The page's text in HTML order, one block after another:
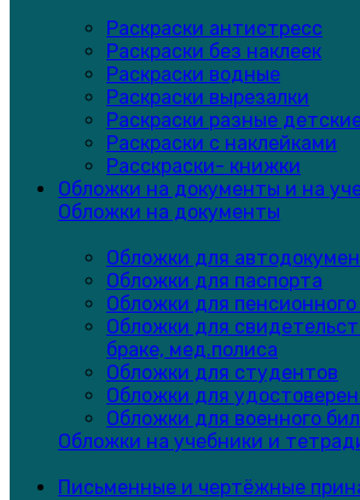
Раскраски антистресс
Раскраски без наклеек
Раскраски водные
Раскраски вырезалки
Раскраски разные
Раскраски с наклейками
Расскраски- книжки
Обложки на документы и на
Обложки на документы
Обложки для
Обложки для паспорта
Обложки для
Обложки для
браке, мед.полиса
Обложки для студентов
Обложки для
Обложки для военного
Обложки на учебники и
Письменные и чертёжные